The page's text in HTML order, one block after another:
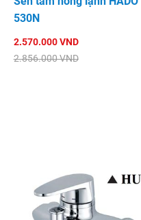
530N
2.570.000 VND
2.856.000 VND